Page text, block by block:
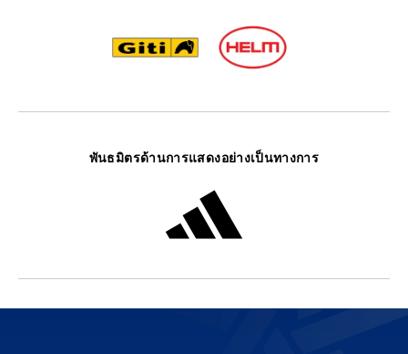
พันธมิตรด้านการแสดงอย่างเป็นทางการ